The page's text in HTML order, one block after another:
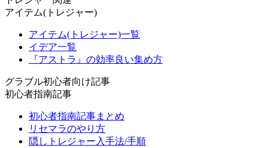
アイテム(トレジャー)
アイテム(トレジャー)一覧
イデア一覧
『アストラ』の効率良い集め方
グラブル初心者向け記事
初心者指南記事
初心者指南記事まとめ
リセマラのやり方
隠しトレジャー入手法/手順